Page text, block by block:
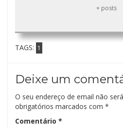
+ posts
TAGS: 1
Deixe um
O seu endereço de email não
obrigatórios marcados com *
Comentário *